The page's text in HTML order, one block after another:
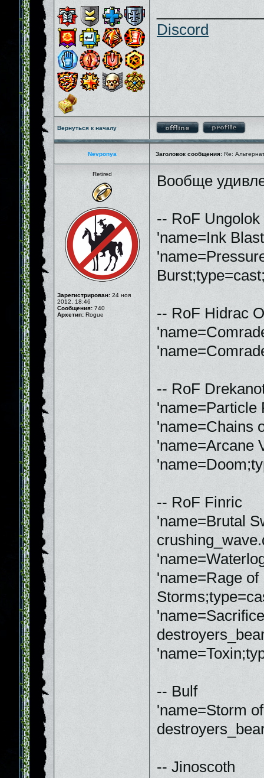
Discord
Вернуться к началу
Nevponya Заголовок сообщения: Re:
Retired
Зарегистрирован: 24 ноя
2012, 18:46
Сообщения: 740
Архетип: Rogue
Вообще
-- RoF Ungolok
'name=Ink
-- RoF Hidrac
-- RoF
'name=Particle
'name=Chains
'name=Arcane
-- RoF Finric
'name=Brutal
'name=Rage of
-- Bulf
'name=Storm
-- Jinoscoth